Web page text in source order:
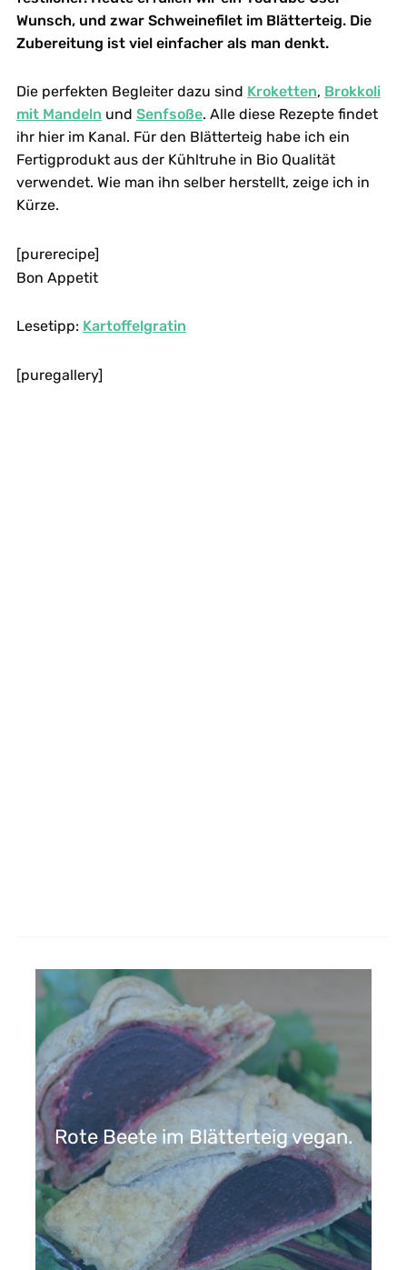
Wunsch, und zwar Schweinefilet im Blätterteig. Die
Zubereitung ist viel einfacher als man denkt.
Die perfekten Begleiter dazu sind Kroketten, Brokkoli
mit Mandeln und Senfsoße. Alle diese Rezepte findet
ihr hier im Kanal. Für den Blätterteig habe ich ein
Fertigprodukt aus der Kühltruhe in Bio Qualität
verwendet. Wie man ihn selber herstellt, zeige ich in
Kürze.
[purerecipe]
Bon Appetit
Lesetipp: Kartoffelgratin
[puregallery]
Rote Beete im Blätterteig vegan.